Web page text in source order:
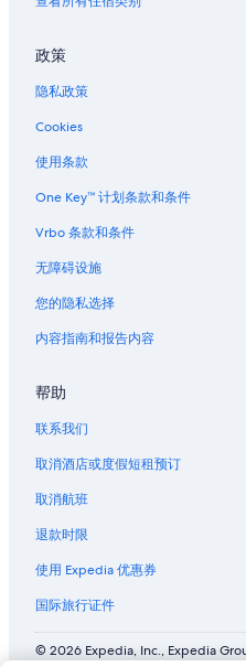
政策
隐私政策
Cookies
使用条款
One Key™ 计划条款和条件
Vrbo 条款和条件
无障碍设施
您的隐私选择
内容指南和报告内容
帮助
联系我们
取消酒店或度假短租预订
取消航班
退款时限
使用 Expedia 优惠券
国际旅行证件
© 2026 Expedia, Inc., Expedia